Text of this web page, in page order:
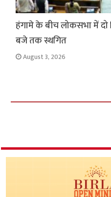
हंगामे के बीच लोकसभा में दो
बजे तक स्थगित
August 3, 2026